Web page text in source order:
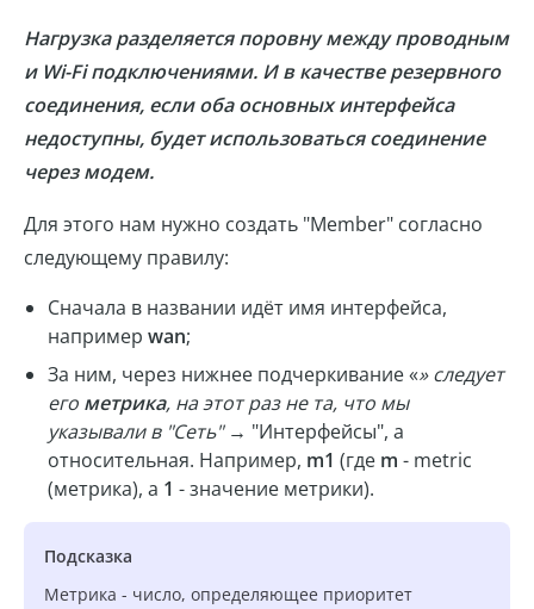
Нагрузка разделяется поровну между проводным
и Wi-Fi подключениями. И в качестве резервного
соединения, если оба основных интерфейса
недоступны, будет использоваться соединение
через модем.
Для этого нам нужно создать "Member" согласно
следующему правилу:
Сначала в названии идёт имя интерфейса,
например wan;
За ним, через нижнее подчеркивание «» следует
его метрика, на этот раз не та, что мы
указывали в "Сеть"→ "Интерфейсы", а
относительная. Например, m1 (где m - metric
(метрика), а 1 - значение метрики).
Подсказка
Метрика - число, определяющее приоритет